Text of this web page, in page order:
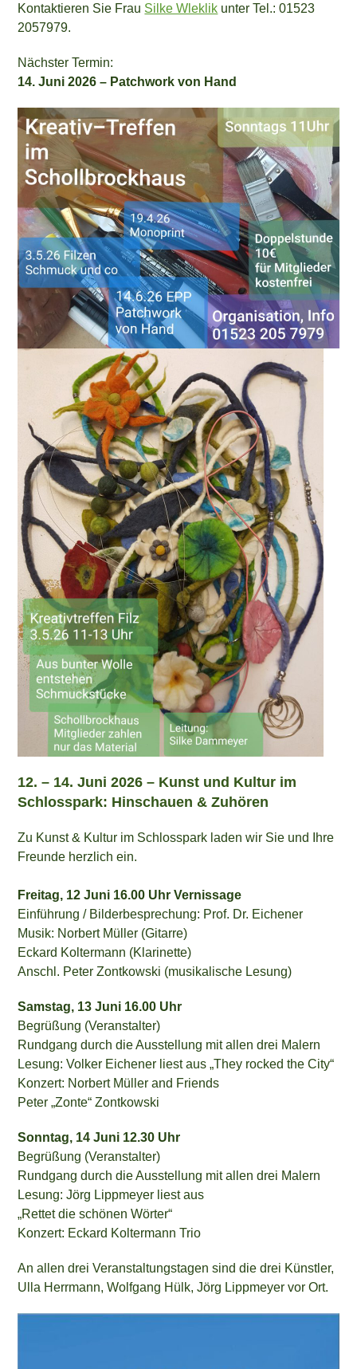
Kontaktieren Sie Frau Silke Wleklik unter Tel.: 01523
2057979.
Nächster Termin:
14. Juni 2026 – Patchwork von Hand
12. – 14. Juni 2026 – Kunst und Kultur im
Schlosspark: Hinschauen & Zuhören
Zu Kunst & Kultur im Schlosspark laden wir Sie und Ihre
Freunde herzlich ein.
Freitag, 12 Juni 16.00 Uhr Vernissage
Einführung / Bilderbesprechung: Prof. Dr. Eichener
Musik: Norbert Müller (Gitarre)
Eckard Koltermann (Klarinette)
Anschl. Peter Zontkowski (musikalische Lesung)
Samstag, 13 Juni 16.00 Uhr
Begrüßung (Veranstalter)
Rundgang durch die Ausstellung mit allen drei Malern
Lesung: Volker Eichener liest aus „They rocked the City“
Konzert: Norbert Müller and Friends
Peter „Zonte“ Zontkowski
Sonntag, 14 Juni 12.30 Uhr
Begrüßung (Veranstalter)
Rundgang durch die Ausstellung mit allen drei Malern
Lesung: Jörg Lippmeyer liest aus
„Rettet die schönen Wörter“
Konzert: Eckard Koltermann Trio
An allen drei Veranstaltungstagen sind die drei Künstler,
Ulla Herrmann, Wolfgang Hülk, Jörg Lippmeyer vor Ort.